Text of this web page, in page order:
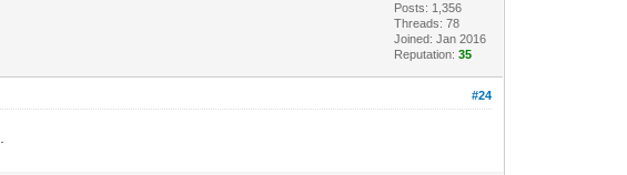
Posts: 1,356
Threads: 78
Joined: Jan 2016
Reputation:35
#24